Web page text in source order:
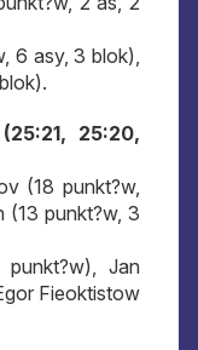
6 asy, 3 blok),
25:20,
(18 punkt?w,
(13 punkt?w, 3
Jan
Fieoktistow